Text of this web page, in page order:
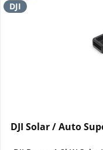
DJI
DJI Solar / Auto